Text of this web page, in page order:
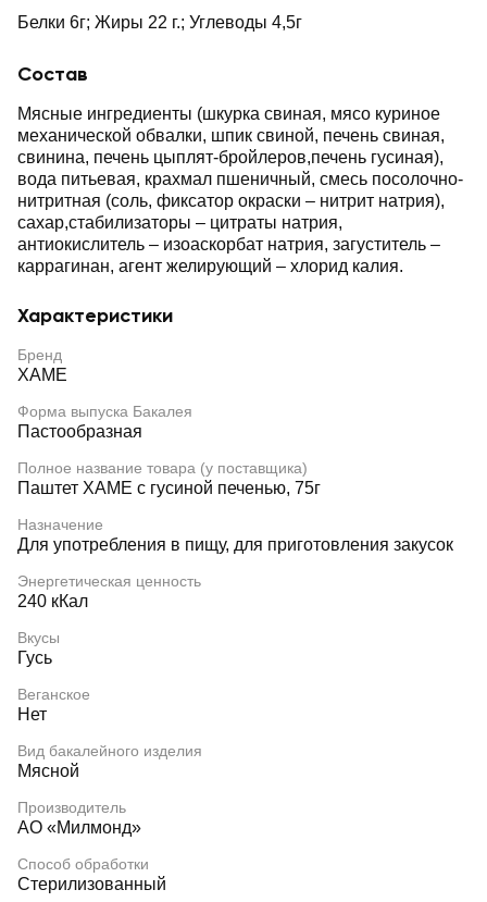
Белки 6г; Жиры 22 г.; Углеводы 4,5г
Состав
Мясные ингредиенты (шкурка свиная, мясо куриное
механической обвалки, шпик свиной, печень свиная,
свинина, печень цыплят-бройлеров,печень гусиная),
вода питьевая, крахмал пшеничный, смесь посолочно-
нитритная (соль, фиксатор окраски – нитрит натрия),
сахар,стабилизаторы – цитраты натрия,
антиокислитель – изоаскорбат натрия, загуститель –
каррагинан, агент желирующий – хлорид калия.
Характеристики
Бренд
ХАМЕ
Форма выпуска Бакалея
Пастообразная
Полное название товара (у поставщика)
Паштет ХАМЕ с гусиной печенью, 75г
Назначение
Для употребления в пищу, для приготовления закусок
Энергетическая ценность
240 кКал
Вкусы
Гусь
Веганское
Нет
Вид бакалейного изделия
Мясной
Производитель
АО «Милмонд»
Способ обработки
Стерилизованный